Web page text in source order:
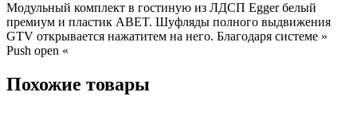
Модульный комплект в гостиную из ЛДСП Egger белый
премиум и пластик ABET. Шуфляды полного выдвижения
GTV открывается нажатитем на него. Благодаря системе »
Push open «
Похожие товары